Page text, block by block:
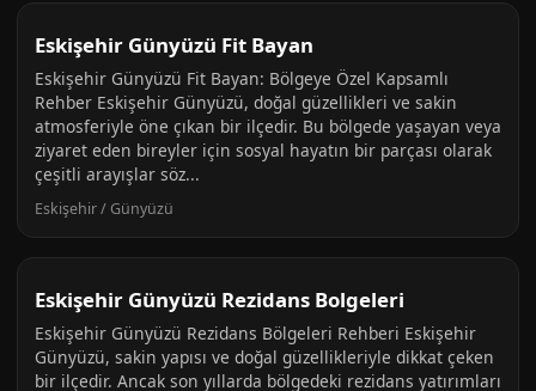
Eskişehir Günyüzü Fit Bayan
Eskişehir Günyüzü Fit Bayan: Bölgeye Özel Kapsamlı
Rehber Eskişehir Günyüzü, doğal güzellikleri ve sakin
atmosferiyle öne çıkan bir ilçedir. Bu bölgede yaşayan veya
ziyaret eden bireyler için sosyal hayatın bir parçası olarak
çeşitli arayışlar söz...
Eskişehir / Günyüzü
Eskişehir Günyüzü Rezidans Bolgeleri
Eskişehir Günyüzü Rezidans Bölgeleri Rehberi Eskişehir
Günyüzü, sakin yapısı ve doğal güzellikleriyle dikkat çeken
bir ilçedir. Ancak son yıllarda bölgedeki rezidans yatırımları